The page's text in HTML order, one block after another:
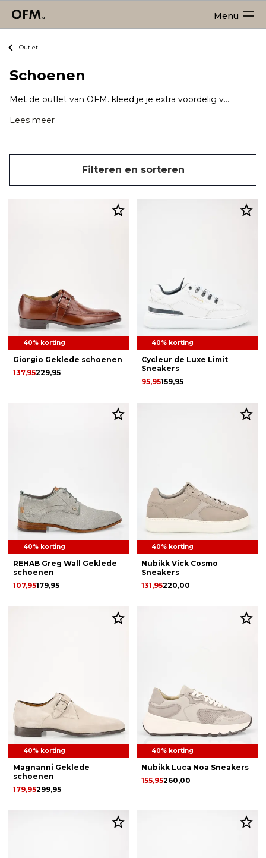
Menu
Outlet
Schoenen
Met de outlet van OFM. kleed je je extra voordelig van top tot teen. Dus ook schoenen schaf je extra voordelig aan! Tussen het aanbod vind je sneakers, casual schoenen of juist geklede schoenen.
Lees meer
Filteren en sorteren
40% korting
Giorgio Geklede schoenen
229,95
137,95
40% korting
Cycleur de Luxe Limit
Sneakers
159,95
95,95
40% korting
REHAB Greg Wall Geklede
schoenen
179,95
107,95
40% korting
Nubikk Vick Cosmo
Sneakers
220,00
131,95
40% korting
Magnanni Geklede
schoenen
299,95
179,95
40% korting
Nubikk Luca Noa Sneakers
260,00
155,95